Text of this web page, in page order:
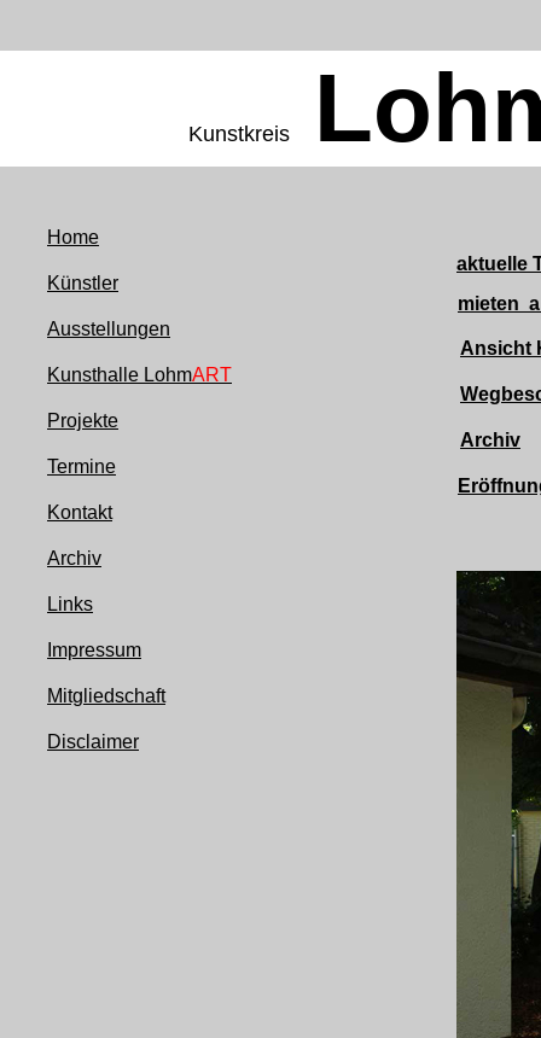
Kunstkreis
Home
Künstler
Ausstellungen
Kunsthalle LohmART
Projekte
Termine
Kontakt
Archiv
Links
Impressum
Mitgliedschaft
Disclaimer
aktuelle
mieten
Ansicht
Archiv